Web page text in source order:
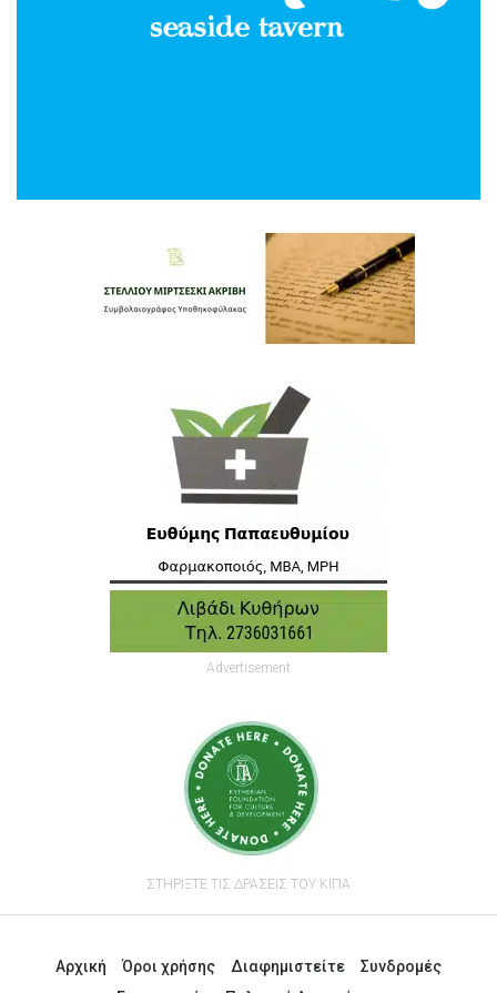
Advertisement
ΣΤΗΡΙΞΤΕ ΤΙΣ ΔΡΑΣΕΙΣ ΤΟΥ ΚΙΠΑ
Αρχική Όροι χρήσης Διαφημιστείτε
Συνδρομές